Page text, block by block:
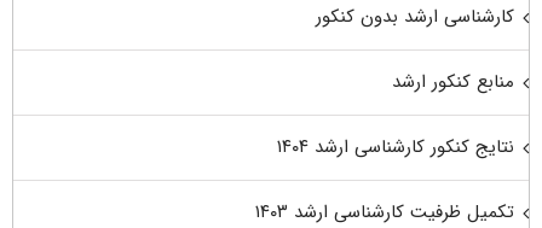
کارشناسی ارشد بدون کنکور
منابع کنکور ارشد
نتایج کنکور کارشناسی ارشد ۱۴۰۴
تکمیل ظرفیت کارشناسی ارشد ۱۴۰۳